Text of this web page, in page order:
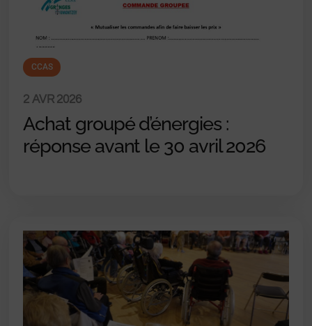
CCAS
2 AVR 2026
Achat groupé d’énergies :
réponse avant le 30 avril 2026